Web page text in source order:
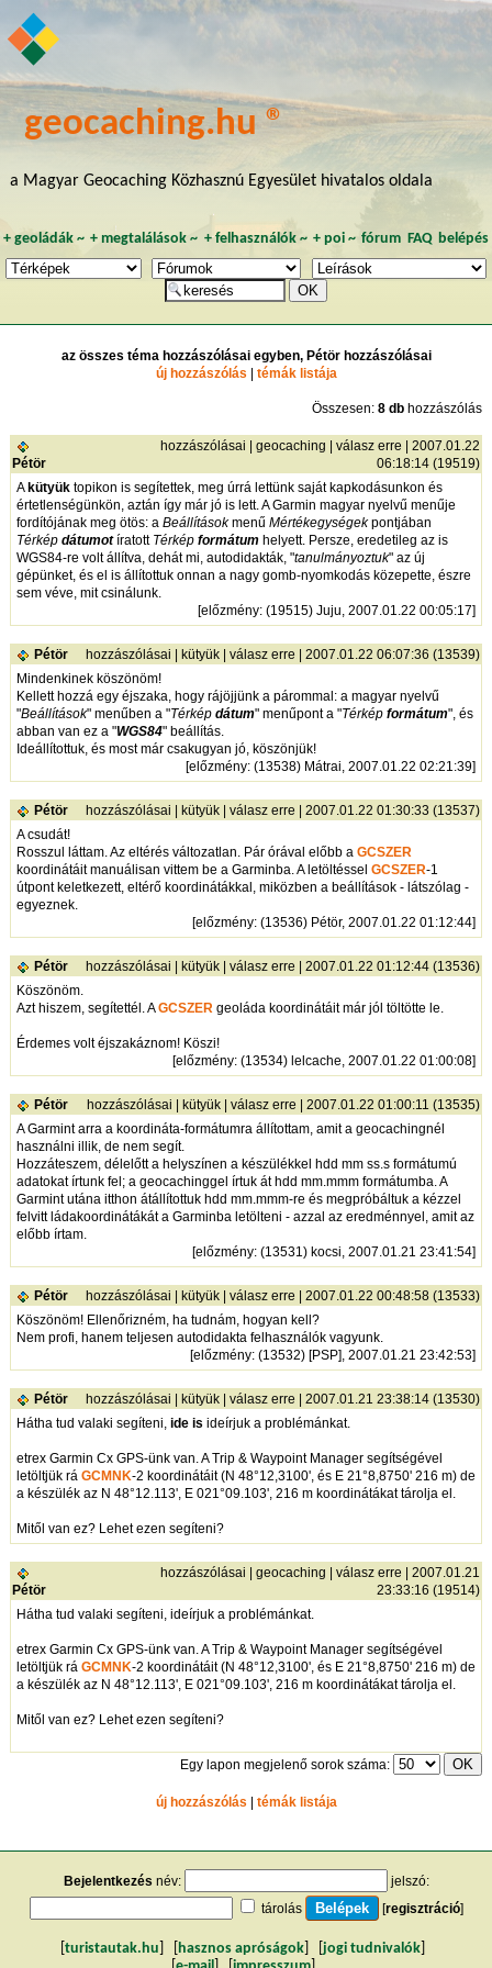
geocaching.hu ®
a Magyar Geocaching Közhasznú Egyesület hivatalos oldala
+ geoládák~ +megtalálások ~ +felhasználók~ + poi~ fórum FAQ belépés
az összes téma hozzászólásai egyben, Pétör hozzászólásai
új hozzászólás
témák listája
Összesen:8 db hozzászólás
Pétör
hozzászólásai |geocaching |válasz erre | 2007.01.22
06:18:14 (19519)
A kütyük topikon is segítettek, meg úrrá lettünk saját kapkodásunkon és
értetlenségünkön, aztán így már jó is lett. A Garmin magyar nyelvű menűje
fordítójának meg ötös: aBeállításokmenűMértékegységekpontjában
Térképdátumotíratott Térképformátum helyett. Persze, eredetileg az is
WGS84-re volt állítva, dehát mi, autodidakták, "tanulmányoztuk" az új
gépünket, és el is állítottuk onnan a nagy gomb-nyomkodás közepette, észre
sem véve, mit csinálunk.
[előzmény: (19515) Juju, 2007.01.22 00:05:17]
Pétör hozzászólásai kütyük |válasz erre | 2007.01.22 06:07:36 (13539)
Mindenkinek köszönöm!
Kellett hozzá egy éjszaka, hogy rájöjjünk a párommal: a magyar nyelvű
"Beállítások" menűben a "Térképdátum" menűpont a "Térképformátum", és
abban van ez a "WGS84" beállítás.
Ideállítottuk, és most már csakugyan jó, köszönjük!
[előzmény: (13538) Mátrai, 2007.01.22 02:21:39]
Pétör hozzászólásai kütyük |válasz erre | 2007.01.22 01:30:33 (13537)
A csudát!
Rosszul láttam. Az eltérés változatlan. Pár órával előbb aGCSZER
koordinátáit manuálisan vittem be a Garminba. A letöltésselGCSZER-1
útpont keletkezett, eltérő koordinátákkal, miközben a beállítások - látszólag -
egyeznek.
[előzmény: (13536) Pétör, 2007.01.22 01:12:44]
Pétör hozzászólásai kütyük |válasz erre | 2007.01.22 01:12:44 (13536)
Köszönöm.
Azt hiszem, segítettél. AGCSZER geoláda koordinátáit már jól töltötte le.
Érdemes volt éjszakáznom! Köszi!
[előzmény: (13534) lelcache, 2007.01.22 01:00:08]
Pétör hozzászólásai kütyük |válasz erre | 2007.01.22 01:00:11 (13535)
A Garmint arra a koordináta-formátumra állítottam, amit a geocachingnél
használni illik, de nem segít.
Hozzáteszem, délelőtt a helyszínen a készülékkel hdd mm ss.s formátumú
adatokat írtunk fel; a geocachinggel írtuk át hdd mm.mmm formátumba. A
Garmint utána itthon átállítottuk hdd mm.mmm-re és megpróbáltuk a kézzel
felvitt ládakoordinátákát a Garminba letölteni - azzal az eredménnyel, amit az
előbb írtam.
[előzmény: (13531) kocsi, 2007.01.21 23:41:54]
Pétör hozzászólásai kütyük |válasz erre | 2007.01.22 00:48:58 (13533)
Köszönöm! Ellenőrizném, ha tudnám, hogyan kell?
Nem profi, hanem teljesen autodidakta felhasználók vagyunk.
[előzmény: (13532) [PSP], 2007.01.21 23:42:53]
Pétör hozzászólásai kütyük |válasz erre | 2007.01.21 23:38:14 (13530)
Hátha tud valaki segíteni,ide is ideírjuk a problémánkat.
etrex Garmin Cx GPS-ünk van. A Trip & Waypoint Manager segítségével
letöltjük ráGCMNK-2 koordinátáit (N 48°12,3100', és E 21°8,8750' 216 m) de
a készülék az N 48°12.113', E 021°09.103', 216 m koordinátákat tárolja el.
Mitől van ez? Lehet ezen segíteni?
Pétör
hozzászólásai |geocaching |válasz erre | 2007.01.21
23:33:16 (19514)
Hátha tud valaki segíteni, ideírjuk a problémánkat.
etrex Garmin Cx GPS-ünk van. A Trip & Waypoint Manager segítségével
letöltjük ráGCMNK-2 koordinátáit (N 48°12,3100', és E 21°8,8750' 216 m) de
a készülék az N 48°12.113', E 021°09.103', 216 m koordinátákat tárolja el.
Mitől van ez? Lehet ezen segíteni?
Egy lapon megjelenő sorok száma:
új hozzászólás témák listája
Bejelentkezés név:
jelszó:
tárolás
[regisztráció]
turistautak.hu hasznos apróságok jogi tudnivalók